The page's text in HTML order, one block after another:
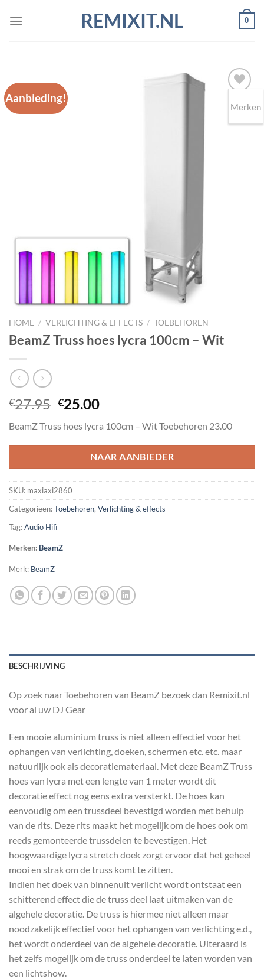
naar
REMIXIT.NL 0
Aanbieding!
Toevoegen
HOME / VERLICHTING & EFFECTS / TOEBEHOREN
BeamZ Truss hoes lycra 100cm – Wit
€27.95 Oorspronkelijke
was:
€27.95.
€25.00Huidige
is:
€25.00.
BeamZ Truss hoes lycra 100cm – Wit Toebehoren 23.00
NAAR AANBIEDER
SKU: maxiaxi2860
Categorieën:Toebehoren, Verlichting & effects
Tag:Audio Hifi
Merken: BeamZ
Merk: BeamZ
BESCHRIJVING
Op zoek naar Toebehoren van BeamZ bezoek dan Remixit.nl
voor al uw DJ Gear
Een mooie aluminium truss is niet alleen effectief voor het
ophangen van verlichting, doeken, schermen etc. etc. maar
natuurlijk ook als decoratiemateriaal. Met deze BeamZ Truss
hoes van lycra met een lengte van 1 meter wordt dit
decoratie effect nog eens extra versterkt. De hoes kan
eenvoudig om een trussdeel bevestigd worden met behulp
van de rits. Deze rits maakt het mogelijk om de hoes ook om
reeds gemonteerde trussdelen te bevestigen. Het
hoogwaardige lycra stretch doek zorgt ervoor dat het geheel
mooi en strak om de truss komt te zitten.
Indien het doek van binnenuit verlicht wordt ontstaat een
schitterend effect die de truss deel laat uitmaken van de
algehele decoratie. De truss is hiermee niet alleen maar
noodzakelijk effectief voor het ophangen van verlichting e.d.,
het wordt onderdeel van de algehele decoratie. Uiteraard is
het zelfs mogelijk om de truss onderdeel te laten worden van
een lichtshow.
Merken